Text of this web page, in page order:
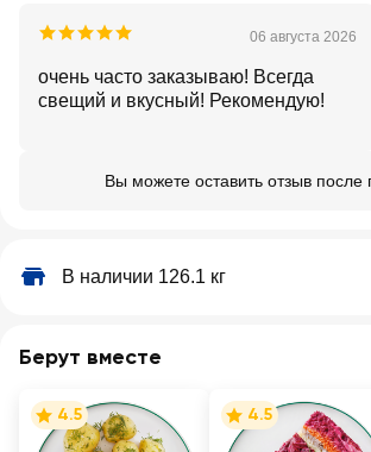
06 августа 2026
очень часто заказываю! Всегда
свещий и вкусный! Рекомендую!
Вы можете оставить отзыв после
В наличии 126.1 кг
Берут вместе
4.5 4.5